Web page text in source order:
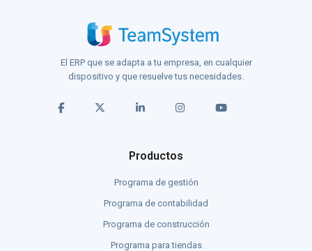
El ERP que se adapta a tu empresa, en cualquier
dispositivo y que resuelve tus necesidades.
Productos
Programa de gestión
Programa de contabilidad
Programa de construcción
Programa para tiendas